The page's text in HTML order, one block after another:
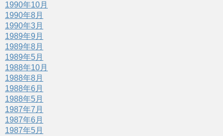
1990年10月
1990年8月
1990年3月
1989年9月
1989年8月
1989年5月
1988年10月
1988年8月
1988年6月
1988年5月
1987年7月
1987年6月
1987年5月